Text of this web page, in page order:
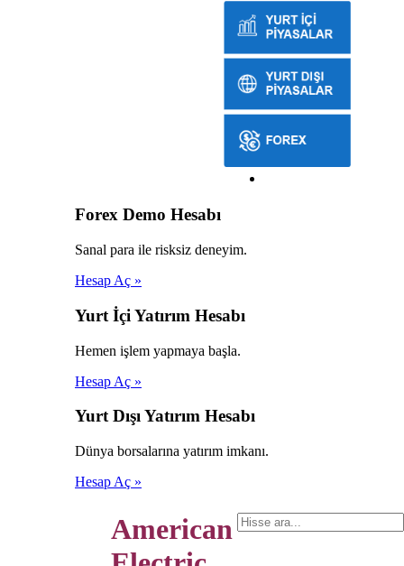
Forex Demo Hesabı
Sanal para ile risksiz deneyim.
Hesap Aç »
Yurt İçi Yatırım Hesabı
Hemen işlem yapmaya başla.
Hesap Aç »
Yurt Dışı Yatırım Hesabı
Dünya borsalarına yatırım imkanı.
Hesap Aç »
American